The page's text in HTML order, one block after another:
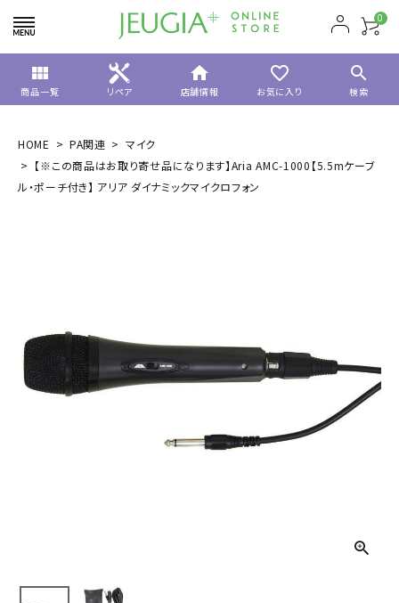
0
view_module
商品一覧 リペア
home
店舗情報
favorite_border
お気に入り
search
検索
HOME PA関連
マイク
【※この商品はお取り寄せ品になります】Aria AMC-1000【5.5mケーブ
ル・ポーチ付き】 アリア ダイナミックマイクロフォン